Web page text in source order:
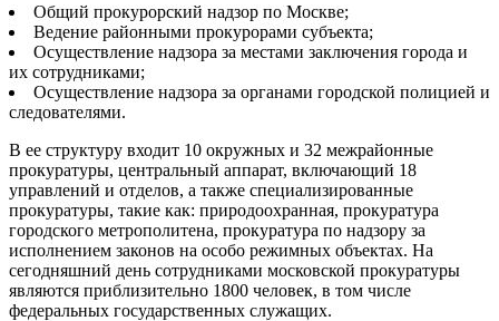
Общий прокурорский надзор по Москве;
Ведение районными прокурорами субъекта;
Осуществление надзора за местами заключения города и
их сотрудниками;
Осуществление надзора за органами городской полицией и
следователями.
В ее структуру входит 10 окружных и 32 межрайонные
прокуратуры, центральный аппарат, включающий 18
управлений и отделов, а также специализированные
прокуратуры, такие как: природоохранная, прокуратура
городского метрополитена, прокуратура по надзору за
исполнением законов на особо режимных объектах. На
сегодняшний день сотрудниками московской прокуратуры
являются приблизительно 1800 человек, в том числе
федеральных государственных служащих.